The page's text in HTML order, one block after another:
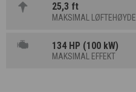
25,3 ft
MAKSIMAL LØFTEHØYDE
134 HP (100 kW)
MAKSIMAL EFFEKT